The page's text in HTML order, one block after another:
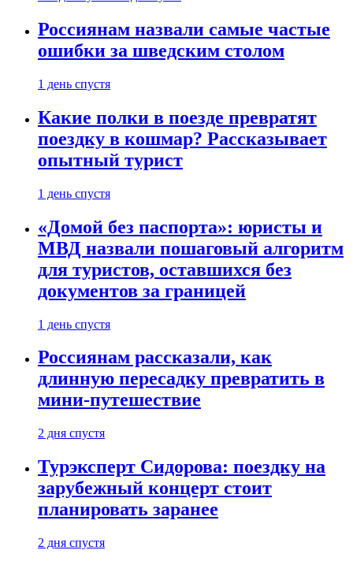
Россиянам назвали самые частые
ошибки за шведским столом
1 день спустя
Какие полки в поезде превратят
поездку в кошмар? Рассказывает
опытный турист
1 день спустя
«Домой без паспорта»: юристы и
МВД назвали пошаговый алгоритм
для туристов, оставшихся без
документов за границей
1 день спустя
Россиянам рассказали, как
длинную пересадку превратить в
мини-путешествие
2 дня спустя
Турэксперт Сидорова: поездку на
зарубежный концерт стоит
планировать заранее
2 дня спустя